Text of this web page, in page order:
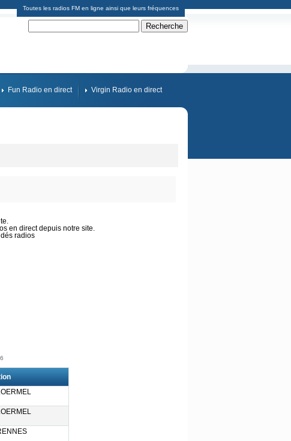
Toutes les radios FM en ligne ainsi que leurs fréquences
Fun Radio en direct Virgin Radio en direct
en direct depuis notre site.
radios